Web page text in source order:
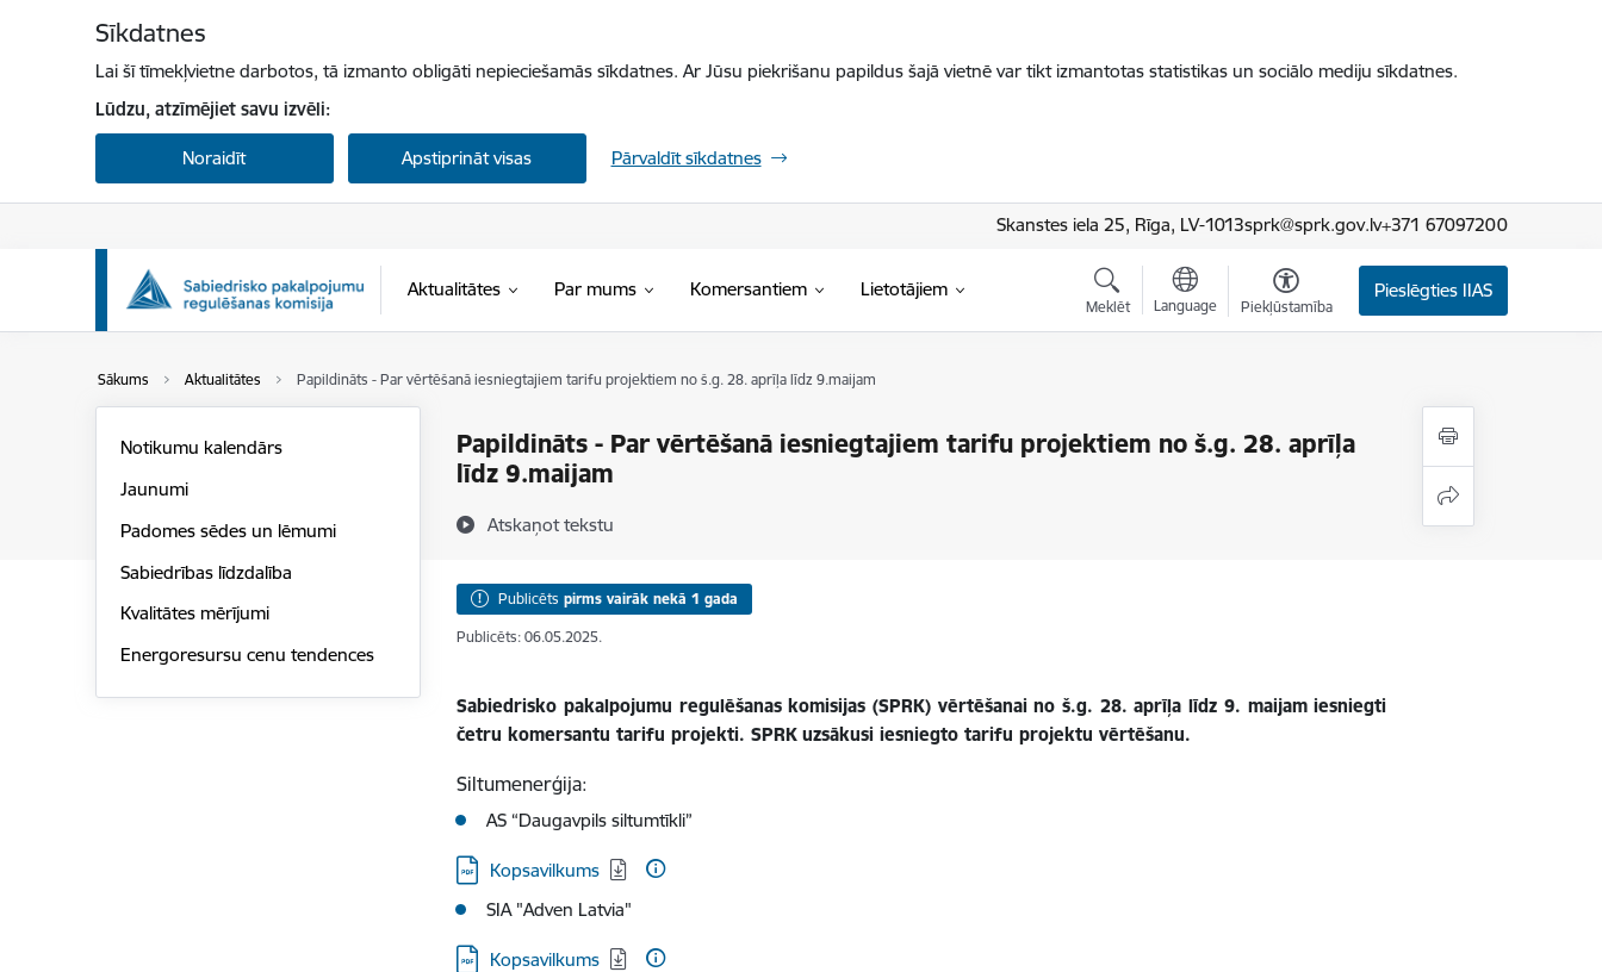
Sīkdatnes
Lai šī tīmekļvietne darbotos, tā izmanto obligāti nepieciešamās sīkdatnes. Ar Jūsu piekrišanu papildus šajā vietnē var tikt izmantotas statistikas un sociālo mediju sīkdatnes.
Lūdzu, atzīmējiet savu izvēli:
Noraidīt Apstiprināt visas Pārvaldīt sīkdatnes
Skanstes iela 25, Rīga, LV-1013sprk@sprk.gov.lv+371 67097200
Aktualitātes Par mums Komersantiem Lietotājiem
Meklēt Language Piekļūstamība
Pieslēgties IIAS
Sākums Aktualitātes Papildināts - Par vērtēšanā iesniegtajiem tarifu projektiem no š.g. 28. aprīļa līdz 9.maijam
Papildināts - Par vērtēšanā iesniegtajiem tarifu projektiem no š.g. 28. aprīļa
līdz 9.maijam
Atskaņot tekstu
Notikumu kalendārs
Jaunumi
Padomes sēdes un lēmumi
Sabiedrības līdzdalība
Kvalitātes mērījumi
Energoresursu cenu tendences
Publicēts pirms vairāk nekā 1 gada
Publicēts: 06.05.2025.
Sabiedrisko pakalpojumu regulēšanas komisijas (SPRK) vērtēšanai no š.g. 28. aprīļa līdz 9. maijam iesniegti
četru komersantu tarifu projekti. SPRK uzsākusi iesniegto tarifu projektu vērtēšanu.
Siltumenerģija:
AS “Daugavpils siltumtīkli”
Lejupielādēt:
Kopsavilkums
SIA "Adven Latvia"
Lejupielādēt:
Kopsavilkums